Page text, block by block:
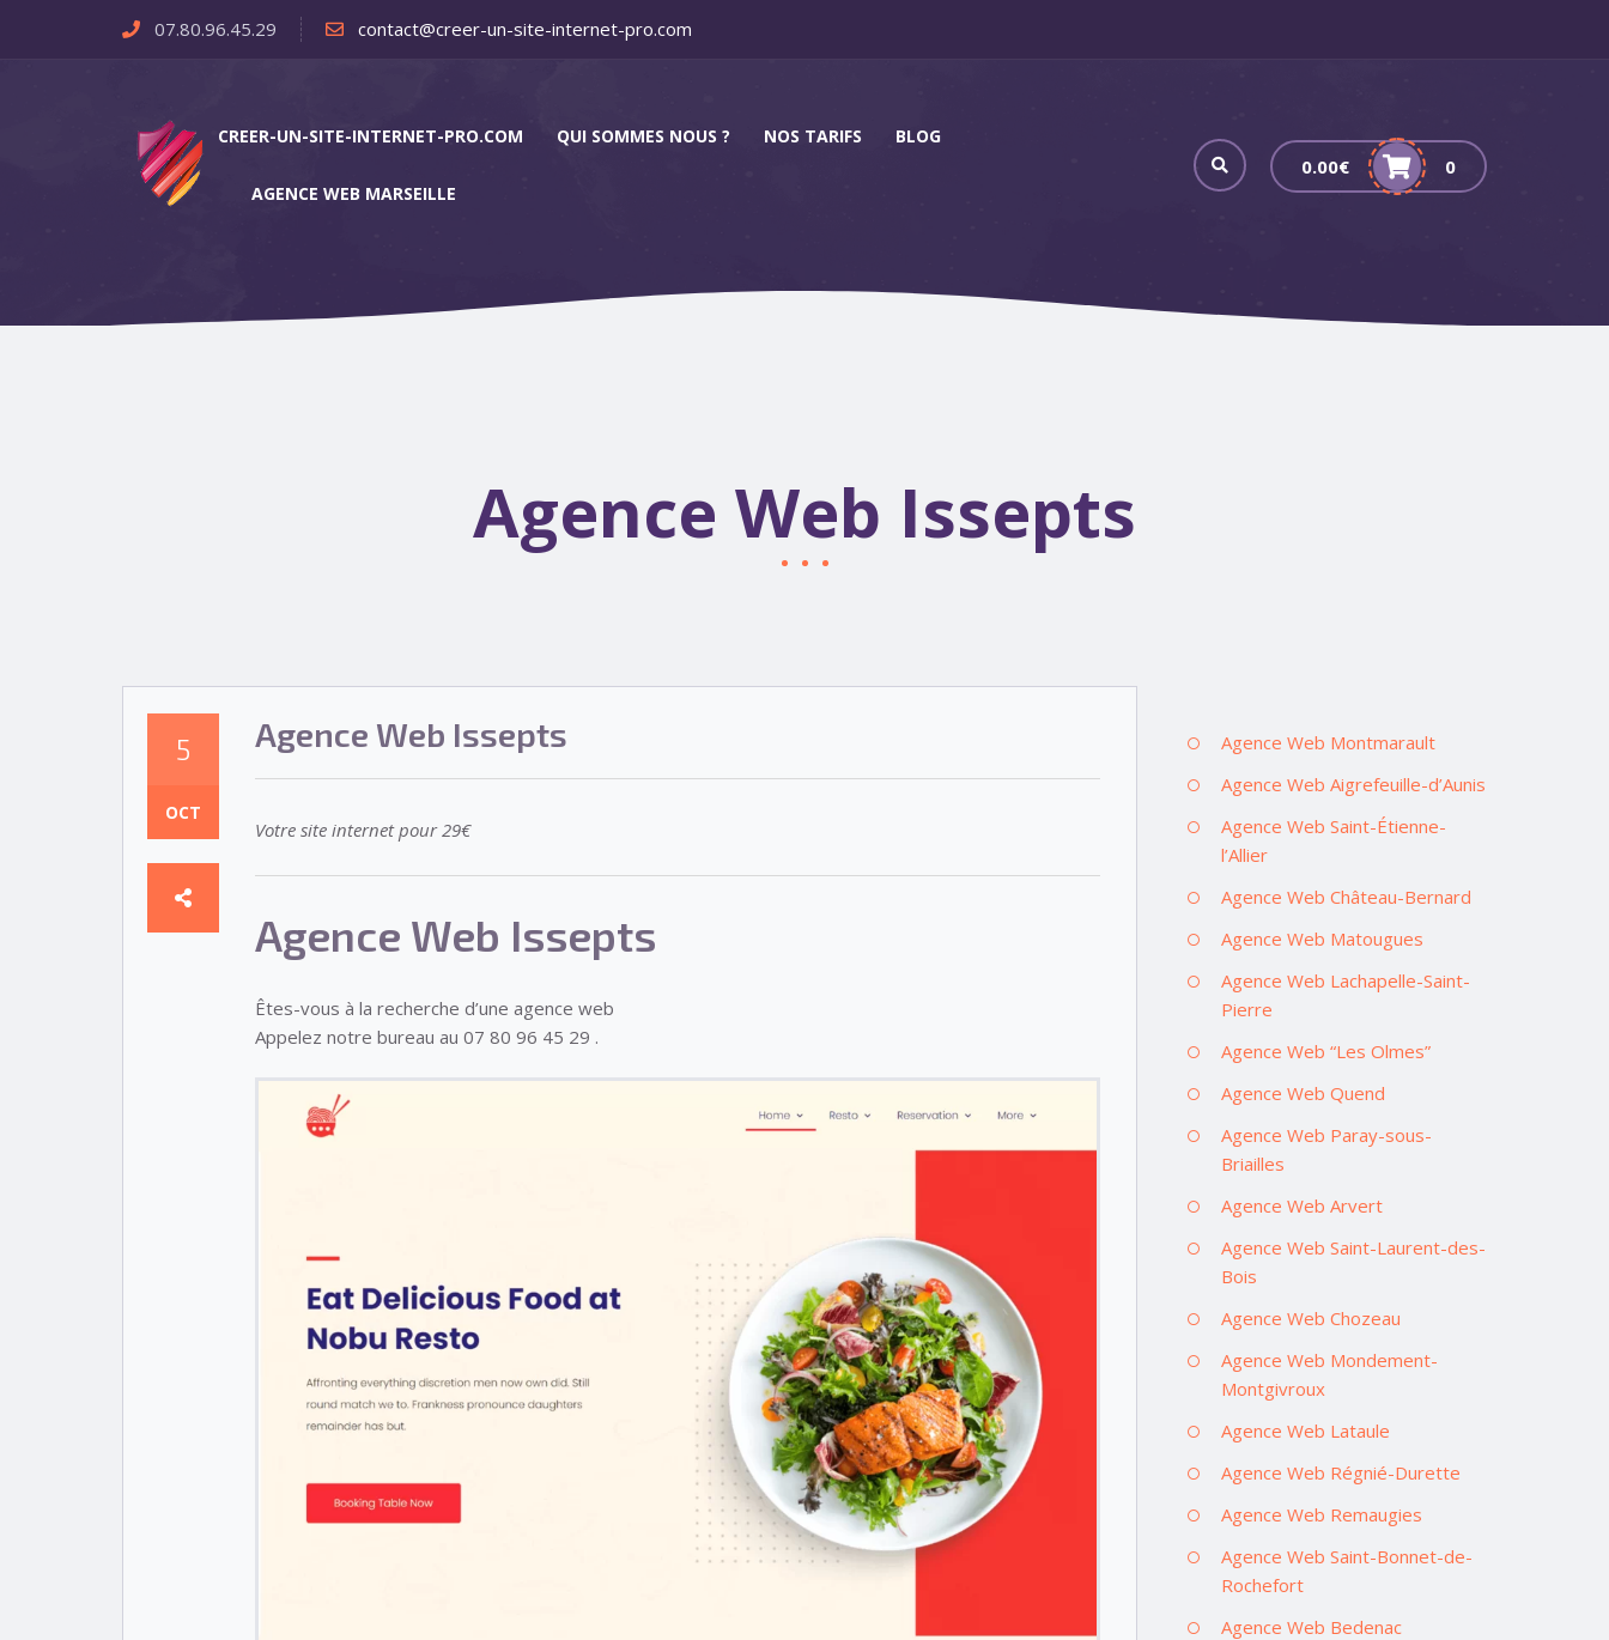
07.80.96.45.29 contact@creer-un-site-internet-pro.com
CREER-UN-SITE-INTERNET-PRO.COM QUI SOMMES NOUS ? NOS TARIFS BLOG
AGENCE WEB MARSEILLE
0.00€ 0
Agence Web Issepts
5
OCT
Agence Web Issepts
Votre site internet pour 29€
Agence Web Issepts
Êtes-vous à la recherche d’une agence web
Appelez notre bureau au 07 80 96 45 29 .
Agence Web Montmarault
Agence Web Aigrefeuille-d’Aunis
Agence Web Saint-Étienne-
l’Allier
Agence Web Château-Bernard
Agence Web Matougues
Agence Web Lachapelle-Saint-
Pierre
Agence Web “Les Olmes”
Agence Web Quend
Agence Web Paray-sous-
Briailles
Agence Web Arvert
Agence Web Saint-Laurent-des-
Bois
Agence Web Chozeau
Agence Web Mondement-
Montgivroux
Agence Web Lataule
Agence Web Régnié-Durette
Agence Web Remaugies
Agence Web Saint-Bonnet-de-
Rochefort
Agence Web Bedenac